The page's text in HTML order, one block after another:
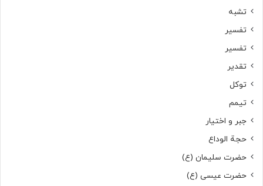
تشبه
تفسیر
تفسیر
تقدیر
توکل
تیمم
جبر و اختیار
حجة الوداع
حضرت سلیمان (ع)
حضرت عیسی (ع)